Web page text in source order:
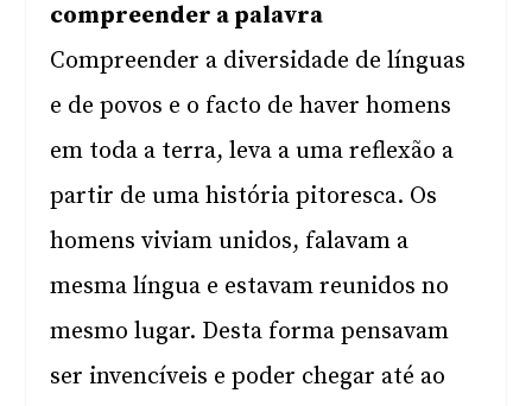
compreender a palavra
Compreender a diversidade de línguas
e de povos e o facto de haver homens
em toda a terra, leva a uma reflexão a
partir de uma história pitoresca. Os
homens viviam unidos, falavam a
mesma língua e estavam reunidos no
mesmo lugar. Desta forma pensavam
ser invencíveis e poder chegar até ao